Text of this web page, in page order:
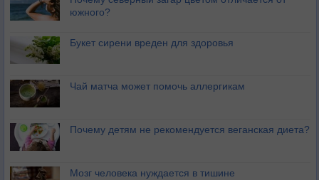
южного?
Букет сирени вреден для здоровья
Чай матча может помочь аллергикам
Почему детям не рекомендуется веганская диета?
Мозг человека нуждается в тишине